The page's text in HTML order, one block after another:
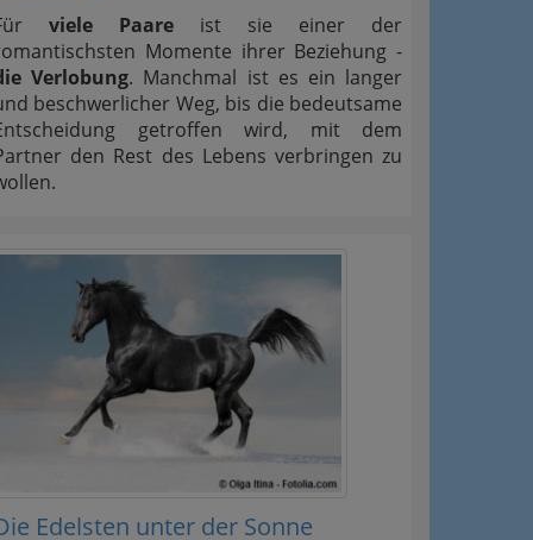
viele Paare ist sie einer der
Momente ihrer Beziehung -
Verlobung. Manchmal ist es ein langer
beschwerlicher Weg, bis die bedeutsame
getroffen wird, mit dem
den Rest des Lebens verbringen zu
Edelsten unter der Sonne